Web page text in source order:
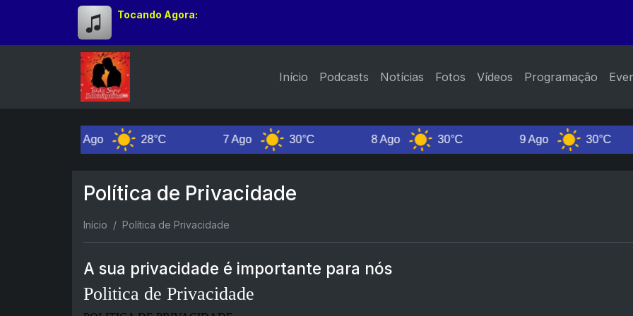
Tocando Agora:
Início Podcasts Notícias Fotos Vídeos Programação
28°C 30°C 30°C 30°C
Política de Privacidade
Início Política de Privacidade
A sua privacidade é importante para nós
Politica de Privacidade